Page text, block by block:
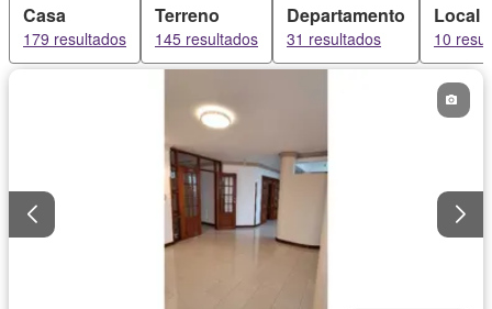
Casa
179 resultados
Terreno
145 resultados
Departamento
31 resultados
Local
10